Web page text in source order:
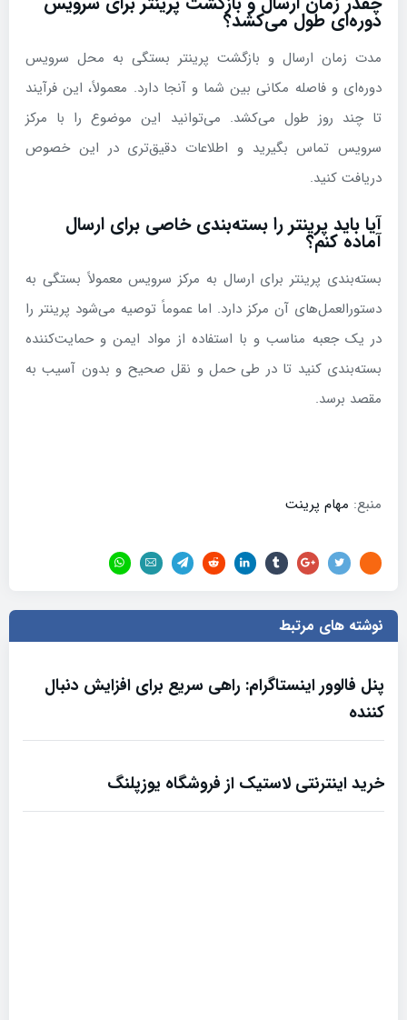
دوره‌ای طول می‌کشد؟
مدت زمان ارسال و بازگشت پرینتر بستگی به محل سرویس
دوره‌ای و فاصله مکانی بین شما و آنجا دارد. معمولاً، این فرآیند
تا چند روز طول می‌کشد. می‌توانید این موضوع را با مرکز
سرویس تماس بگیرید و اطلاعات دقیق‌تری در این خصوص
دریافت کنید.
آیا باید پرینتر را بسته‌بندی خاصی برای ارسال
آماده کنم؟
بسته‌بندی پرینتر برای ارسال به مرکز سرویس معمولاً بستگی به
دستورالعمل‌های آن مرکز دارد. اما عموماً توصیه می‌شود پرینتر را
در یک جعبه مناسب و با استفاده از مواد ایمن و حمایت‌کننده
بسته‌بندی کنید تا در طی حمل و نقل صحیح و بدون آسیب به
مقصد برسد.
منبع: مهام پرینت
نوشته های مرتبط
پنل فالوور اینستاگرام: راهی سریع برای افزایش دنبال
کننده
خرید اینترنتی لاستیک از فروشگاه یوزپلنگ